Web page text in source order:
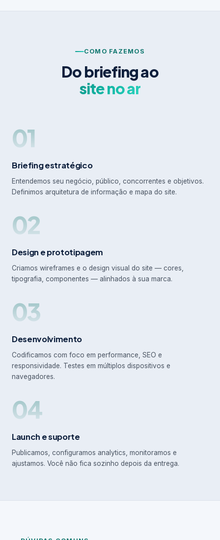
COMO FAZEMOS
Do briefing ao
site no ar
01
Briefing estratégico
Entendemos seu negócio, público, concorrentes e objetivos.
Definimos arquitetura de informação e mapa do site.
02
Design e prototipagem
Criamos wireframes e o design visual do site — cores,
tipografia, componentes — alinhados à sua marca.
03
Desenvolvimento
Codificamos com foco em performance, SEO e
responsividade. Testes em múltiplos dispositivos e
navegadores.
04
Launch e suporte
Publicamos, configuramos analytics, monitoramos e
ajustamos. Você não fica sozinho depois da entrega.